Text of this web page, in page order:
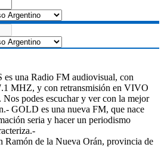
una Radio FM audiovisual, con
MHZ, y con retransmisión en VIVO
Nos podes escuchar y ver con la mejor
GOLD es una nueva FM, que nace
seria y hacer un periodismo
Ramón de la Nueva Orán, provincia de